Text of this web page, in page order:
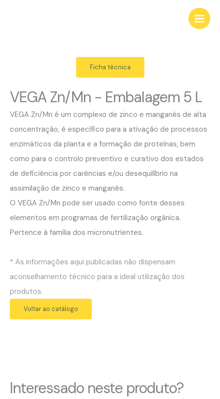
Ficha técnica
VEGA Zn/Mn - Embalagem 5 L
VEGA Zn/Mn é um complexo de zinco e manganês de alta
concentração, é específico para a ativação de processos
enzimáticos da planta e a formação de proteínas, bem
como para o controlo preventivo e curativo dos estados
de deficiência por carências e/ou desequilíbrio na
assimilação de zinco e manganês.
O VEGA Zn/Mn pode ser usado como fonte desses
elementos em programas de fertilização orgânica.
Pertence à família dos micronutrientes.
* As informações aqui publicadas não dispensam
aconselhamento técnico para a ideal utilização dos
produtos.
Voltar ao catálogo
Interessado neste produto?